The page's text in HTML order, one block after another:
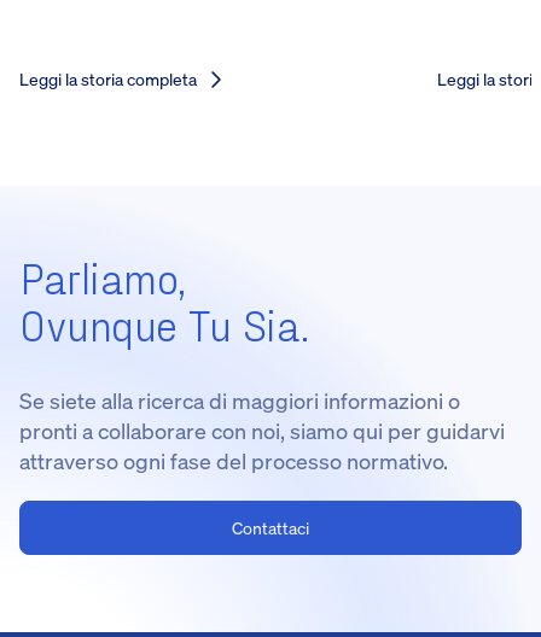
Leggi la storia completa Leggi la
Parliamo,
Ovunque Tu Sia.
Se siete alla ricerca di maggiori informazioni o
pronti a collaborare con noi, siamo qui per guidarvi
attraverso ogni fase del processo normativo.
Contattaci